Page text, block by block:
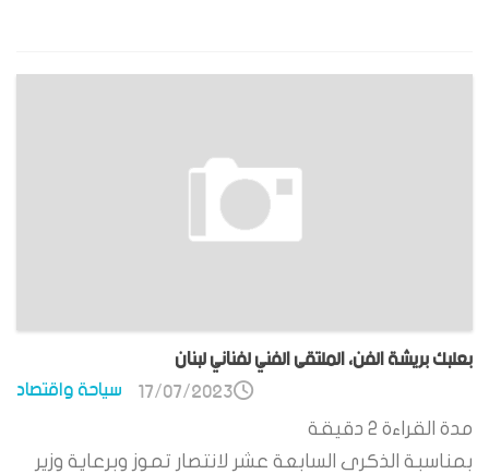
بعلبك بريشة الفن، الملتقى الفني لفناني لبنان
سياحة واقتصاد 17/07/2023
مدة القراءة 2 دقيقة
بمناسبة الذكرى السابعة عشر لانتصار تموز وبرعاية وزير